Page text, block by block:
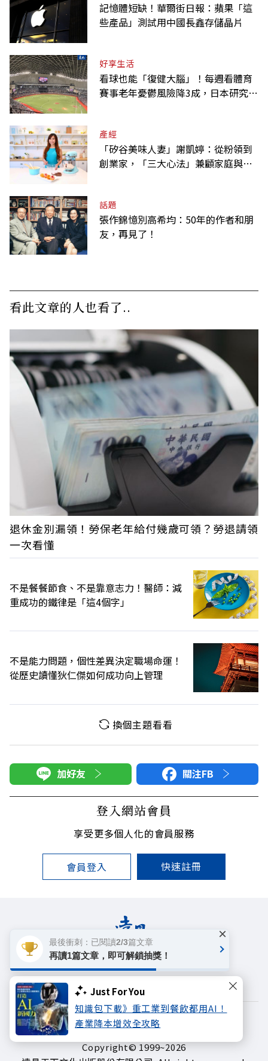
Just For You
知識包下載》重工業到餐飲都用AI！
產業降本增效全攻略
記憶體短缺！華爾街日報：蘋果「這
些產品」測試用中國長鑫存儲晶片
好享生活
看球也能「復健大腦」！每週看體育
賽事老年憂鬱風險降3成，日本研究：
產經
「矽谷美味人妻」謝凱婷：從粉領到
創業家，「三大心法」兼顧家庭與事
話題
張作錦憶別高希均：50年的作者和朋
友，再見了！
看此文章的人也看了..
退休金別漏領！勞保老年給付幾歲可領？勞退請領
一次看懂
不是餐餐節食、不是靠意志力！醫師：減
重成功的鐵律是「這4個字」
不是能力問題，個性差異決定職場命運！
從歷史讀懂狄仁傑如何成功向上管理
換個主題看看
加好友 關注FB
登入網站會員
享受更多個人化的會員服務
會員登入 快速註冊
遠見雜誌 哈佛商業評論
未來親子學習平台
50+ 領導影響力學院
著作權聲明
隱私權政策
Copyright© 1999~2026
最後衝刺：已閱讀2/3篇文章
再讀1篇文章，即可解鎖抽獎！
×